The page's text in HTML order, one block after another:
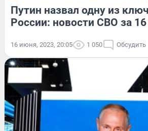
Путин назвал одну из
России: новости СВО за
16 июня, 2023, 20:05 1 050 Обсудить